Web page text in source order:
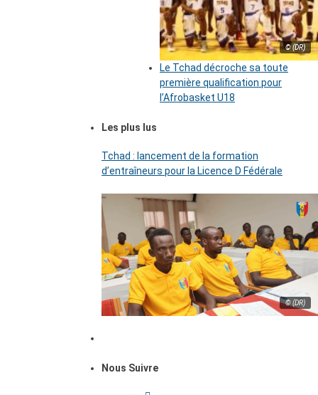
© (DR)
Le Tchad décroche sa toute
première qualification pour
l’Afrobasket U18
Les plus lus
Tchad : lancement de la formation
d’entraîneurs pour la Licence D Fédérale
© (DR)
Nous Suivre